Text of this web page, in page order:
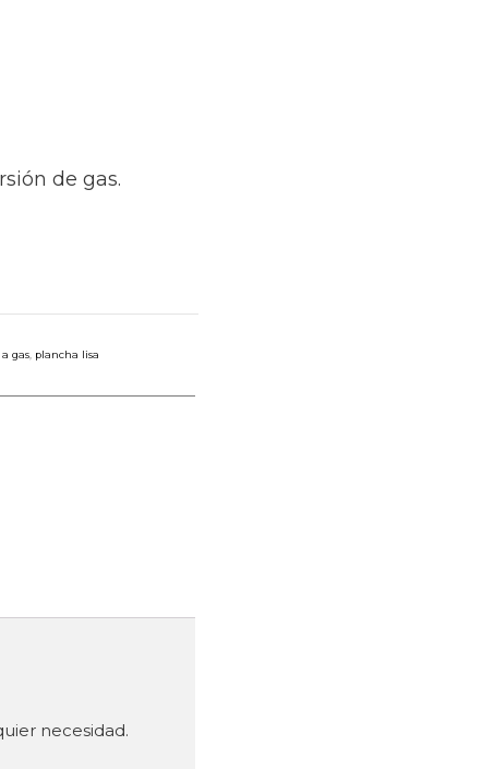
de gas.
gas plancha lisa
necesidad.